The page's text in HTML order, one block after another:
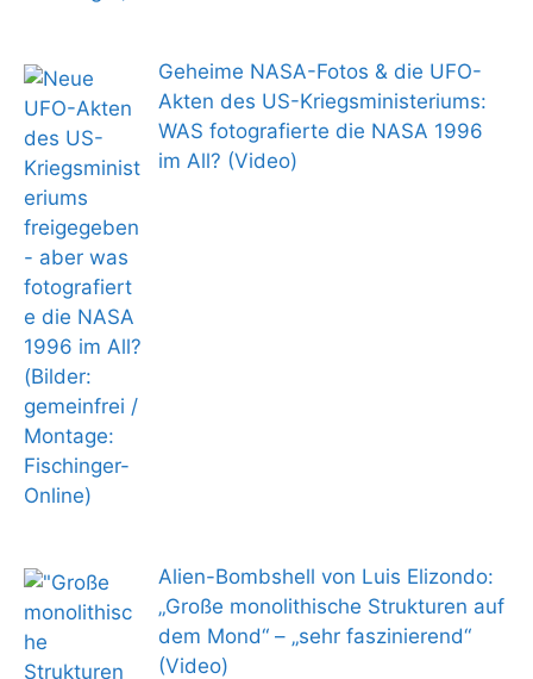
Geheime NASA-Fotos & die UFO-
Akten des US-Kriegsministeriums:
WAS fotografierte die NASA 1996
im All? (Video)
Alien-Bombshell von Luis Elizondo:
„Große monolithische Strukturen auf
dem Mond“ – „sehr faszinierend“
(Video)